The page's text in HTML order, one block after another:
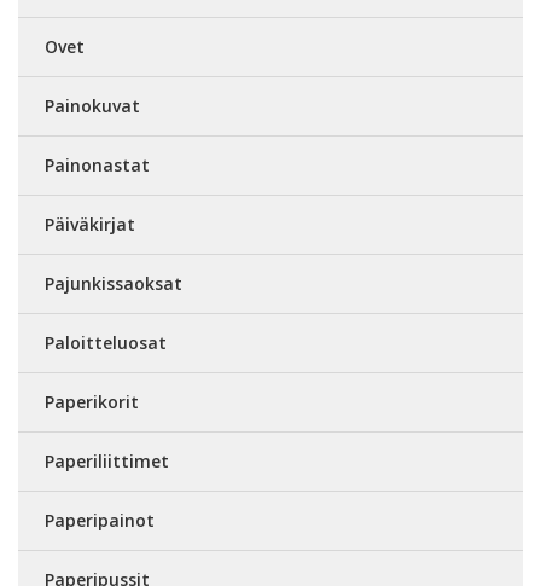
Ovet
Painokuvat
Painonastat
Päiväkirjat
Pajunkissaoksat
Paloitteluosat
Paperikorit
Paperiliittimet
Paperipainot
Paperipussit